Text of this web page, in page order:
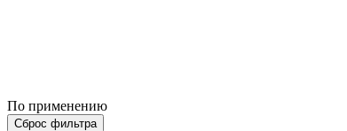
По применению
Сброс фильтра